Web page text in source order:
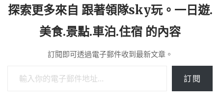
探索更多來自 跟著領隊sky玩。一日遊.
美食.景點.車泊.住宿 的內容
訂閱即可透過電子郵件收到最新文章。
訂閱